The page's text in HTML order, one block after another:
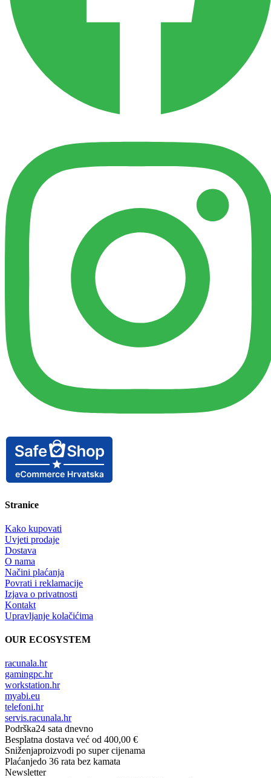
Stranice
Kako kupovati
Uvjeti prodaje
Dostava
O nama
Načini plaćanja
Povrati i reklamacije
Izjava o privatnosti
Kontakt
Upravljanje kolačićima
OUR ECOSYSTEM
racunala.hr
gamingpc.hr
workstation.hr
myabi.eu
telefoni.hr
servis.racunala.hr
Podrška24 sata dnevno
Besplatna dostava već od 400,00 €
Sniženjaproizvodi po super cijenama
Plaćanjedo 36 rata bez kamata
Newsletter